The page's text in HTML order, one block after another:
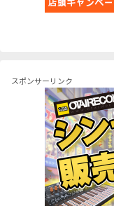
スポンサーリンク